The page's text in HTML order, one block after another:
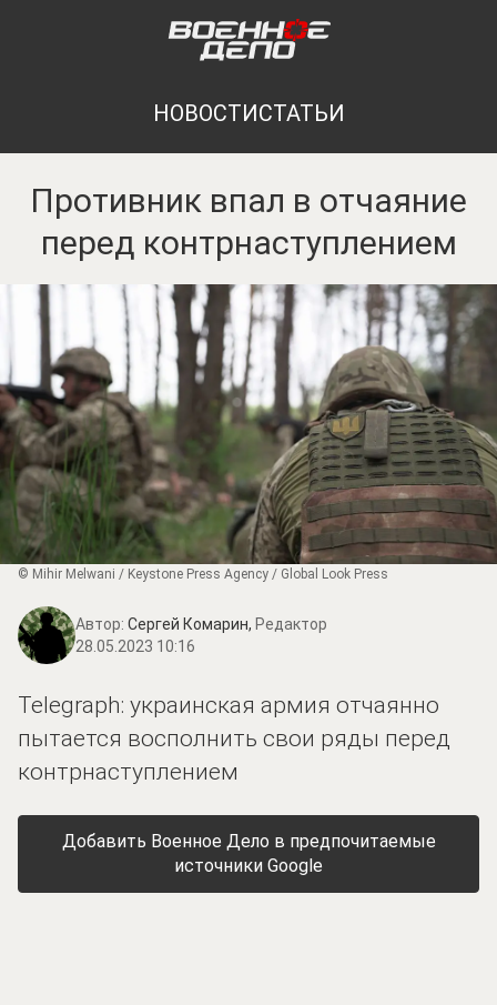
НОВОСТИСТАТЬИ
Противник впал в отчаяние
перед контрнаступлением
© Mihir Melwani / Keystone Press Agency / Global Look Press
Автор: Сергей Комарин, Редактор
28.05.2023 10:16
Telegraph: украинская армия отчаянно
пытается восполнить свои ряды перед
контрнаступлением
Добавить Военное Дело в предпочитаемые
источники Google